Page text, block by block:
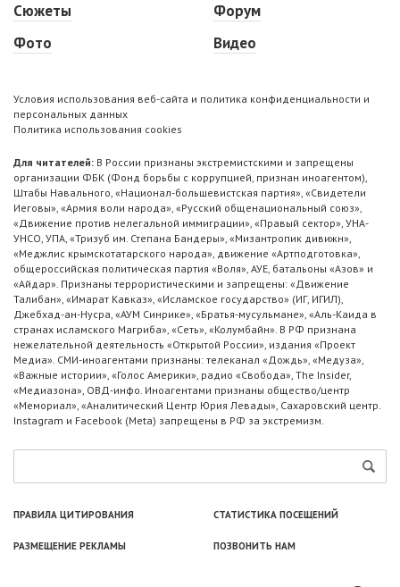
Сюжеты
Фото
Форум
Видео
Условия использования веб-сайта и политика конфиденциальности и
персональных данных
Политика использования cookies
Для читателей: В России признаны экстремистскими и запрещены
организации ФБК (Фонд борьбы с коррупцией, признан иноагентом),
Штабы Навального, «Национал-большевистская партия», «Свидетели
Иеговы», «Армия воли народа», «Русский общенациональный союз»,
«Движение против нелегальной иммиграции», «Правый сектор», УНА-
УНСО, УПА, «Тризуб им. Степана Бандеры», «Мизантропик дивижн»,
«Меджлис крымскотатарского народа», движение «Артподготовка»,
общероссийская политическая партия «Воля», АУЕ, батальоны «Азов» и
«Айдар». Признаны террористическими и запрещены: «Движение
Талибан», «Имарат Кавказ», «Исламское государство» (ИГ, ИГИЛ),
Джебхад-ан-Нусра, «АУМ Синрике», «Братья-мусульмане», «Аль-Каида в
странах исламского Магриба», «Сеть», «Колумбайн». В РФ признана
нежелательной деятельность «Открытой России», издания «Проект
Медиа». СМИ-иноагентами признаны: телеканал «Дождь», «Медуза»,
«Важные истории», «Голос Америки», радио «Свобода», The Insider,
«Медиазона», ОВД-инфо. Иноагентами признаны общество/центр
«Мемориал», «Аналитический Центр Юрия Левады», Сахаровский центр.
Instagram и Facebook (Metа) запрещены в РФ за экстремизм.
ПРАВИЛА ЦИТИРОВАНИЯ СТАТИСТИКА ПОСЕЩЕНИЙ
РАЗМЕЩЕНИЕ РЕКЛАМЫ ПОЗВОНИТЬ НАМ